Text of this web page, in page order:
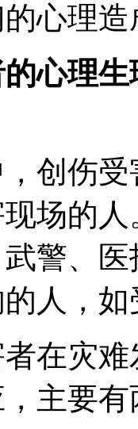
心理
的心理
创伤
场的
警、
人，
在灾
主要